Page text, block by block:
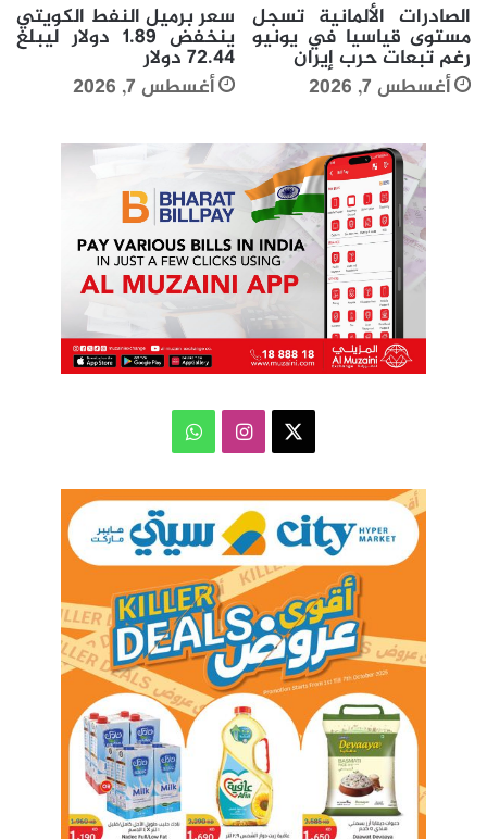
الصادرات الألمانية تسجل
مستوى قياسيا في يونيو
رغم تبعات حرب إيران
أغسطس 7, 2026
سعر برميل النفط الكويتي
ينخفض 1.89 دولار ليبلغ
72.44 دولار
أغسطس 7, 2026
انستقرامواتساب